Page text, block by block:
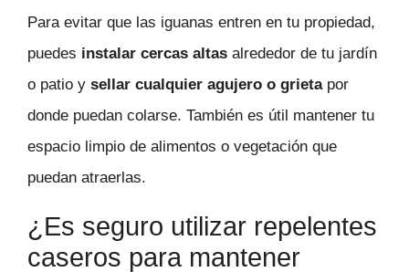
Para evitar que las iguanas entren en tu propiedad,
puedes instalar cercas altas alrededor de tu jardín
o patio y sellar cualquier agujero o grietapor
donde puedan colarse. También es útil mantener tu
espacio limpio de alimentos o vegetación que
puedan atraerlas.
¿Es seguro utilizar repelentes
caseros para mantener